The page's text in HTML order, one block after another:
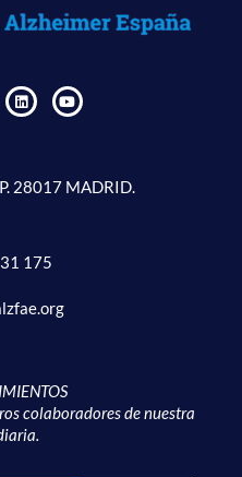
28017 MADRID.
175
colaboradores de nuestra